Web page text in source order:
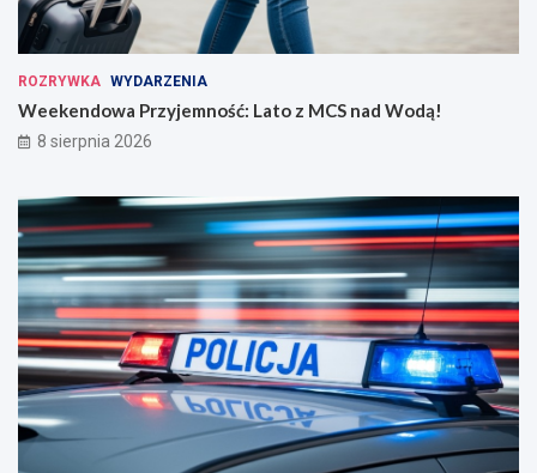
ROZRYWKA WYDARZENIA
Weekendowa Przyjemność: Lato z MCS nad Wodą!
8 sierpnia 2026